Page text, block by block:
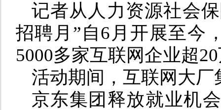
记者从人力资源社会
招聘月”自6月开展至今
5000多家互联网企业超
活动期间，互联网大
京东集团释放就业机